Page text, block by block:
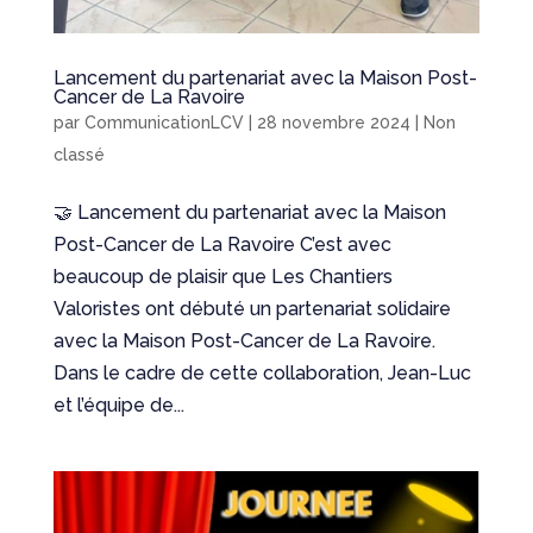
Lancement du partenariat avec la Maison Post-
Cancer de La Ravoire
par CommunicationLCV| 28 novembre 2024
Non
classé
🤝 Lancement du partenariat avec la Maison
Post-Cancer de La Ravoire C’est avec
beaucoup de plaisir que Les Chantiers
Valoristes ont débuté un partenariat solidaire
avec la Maison Post-Cancer de La Ravoire.
Dans le cadre de cette collaboration, Jean-Luc
et l’équipe de...